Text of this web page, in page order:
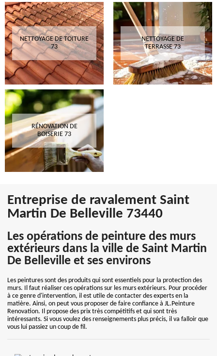
NETTOYAGE DE TOITURE
73
NETTOYAGE DE
TERRASSE 73
RÉNOVATION DE
BOISERIE 73
Entreprise de ravalement Saint
Martin De Belleville 73440
Les opérations de peinture des murs
extérieurs dans la ville de Saint Martin
De Belleville et ses environs
Les peintures sont des produits qui sont essentiels pour la protection des
murs. Il faut réaliser ces opérations sur les murs extérieurs. Pour procéder
à ce genre d'intervention, il est utile de contacter des experts en la
matière. Ainsi, on peut vous proposer de faire confiance à JL.Peinture
Renovation. Il propose des prix très compétitifs et qui sont très
intéressants. Si vous voulez des renseignements plus précis, il va falloir que
vous lui passiez un coup de fil.